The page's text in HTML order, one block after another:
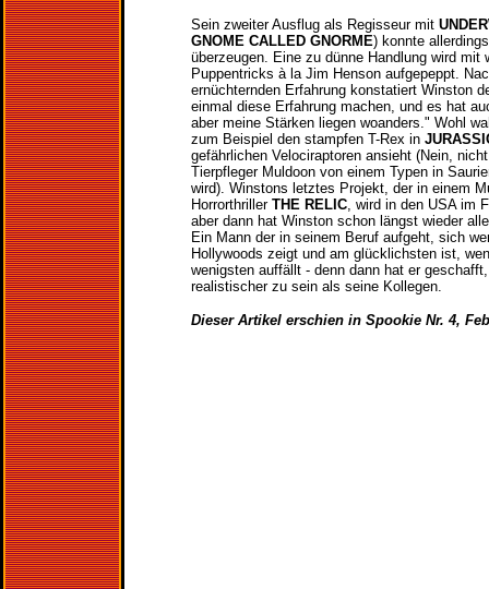
Sein zweiter Ausflug als Regisseur mit
GNOME CALLED GNORME) konnte
überzeugen. Eine zu dünne Handlung wird mit
Puppentricks à la Jim Henson aufgepeppt.
ernüchternden Erfahrung konstatiert Winston
einmal diese Erfahrung machen, und es hat
aber meine Stärken liegen woanders." Wohl
zum Beispiel den stampfen T-Rex in
gefährlichen Velociraptoren ansieht (Nein,
Tierpfleger Muldoon von einem Typen in
wird). Winstons letztes Projekt, der in einem
Horrorthriller THE RELIC, wird in den USA im
aber dann hat Winston schon längst wieder
Ein Mann der in seinem Beruf aufgeht, sich
Hollywoods zeigt und am glücklichsten ist,
wenigsten auffällt - denn dann hat er
realistischer zu sein als seine Kollegen.
Dieser Artikel erschien in Spookie Nr. 4,